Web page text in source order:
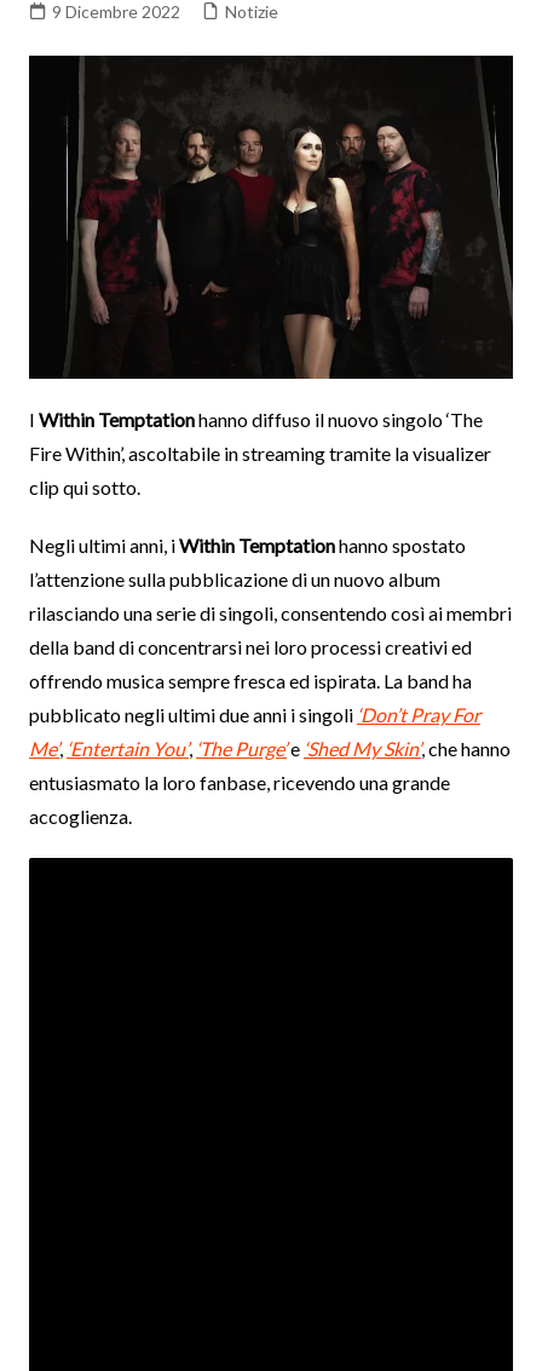
9 Dicembre 2022 Notizie
I Within Temptationhanno diffuso il nuovo singolo ‘The
Fire Within’, ascoltabile in streaming tramite la visualizer
clip qui sotto.
Negli ultimi anni, iWithin Temptationhanno spostato
l’attenzione sulla pubblicazione di un nuovo album
rilasciando una serie di singoli, consentendo così ai membri
della band di concentrarsi nei loro processi creativi ed
offrendo musica sempre fresca ed ispirata. La band ha
pubblicato negli ultimi due anni i singoli ‘Don’t Pray For
Me’, ‘Entertain You’, ‘The Purge’e ‘Shed My Skin’, che hanno
entusiasmato la loro fanbase, ricevendo una grande
accoglienza.